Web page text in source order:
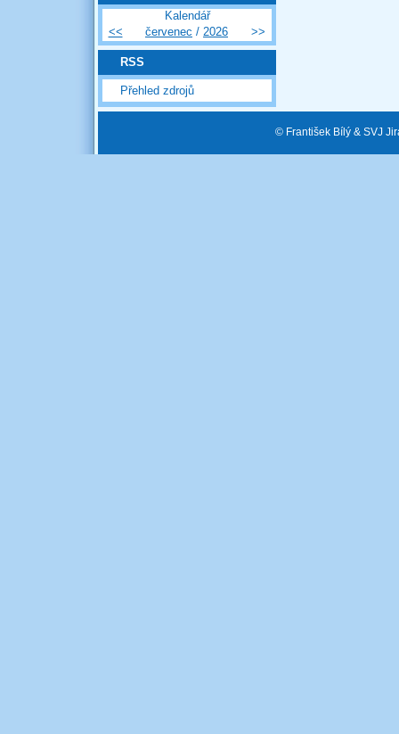
Kalendář
<<
červenec / 2026 >>
RSS
Přehled zdrojů
© František Bílý & SVJ